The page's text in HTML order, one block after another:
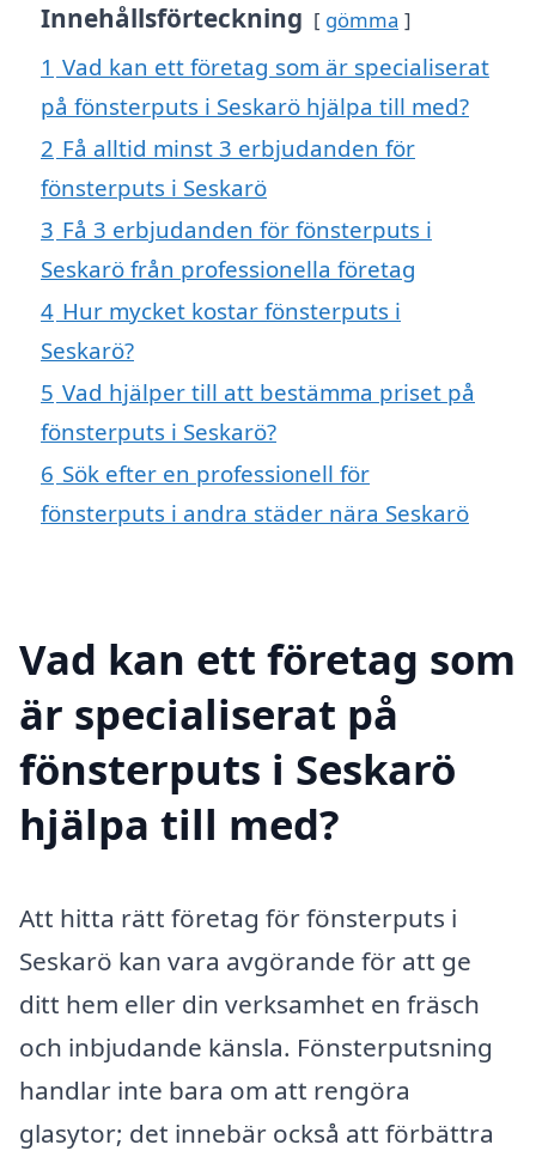
Innehållsförteckning gömma
1 Vad kan ett företag som är specialiserat
på fönsterputs i Seskarö hjälpa till med?
2 Få alltid minst 3 erbjudanden för
fönsterputs i Seskarö
3 Få 3 erbjudanden för fönsterputs i
Seskarö från professionella företag
4 Hur mycket kostar fönsterputs i
Seskarö?
5 Vad hjälper till att bestämma priset på
fönsterputs i Seskarö?
6 Sök efter en professionell för
fönsterputs i andra städer nära Seskarö
Vad kan ett företag som
är specialiserat på
fönsterputs i Seskarö
hjälpa till med?
Att hitta rätt företag för fönsterputs i
Seskarö kan vara avgörande för att ge
ditt hem eller din verksamhet en fräsch
och inbjudande känsla. Fönsterputsning
handlar inte bara om att rengöra
glasytor; det innebär också att förbättra